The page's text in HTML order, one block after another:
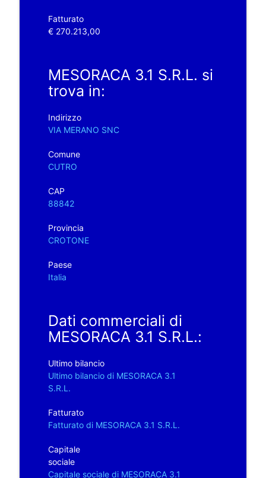
Fatturato
€ 270.213,00
MESORACA 3.1 S.R.L. si
trova in:
Indirizzo
VIA MERANO SNC
Comune
CUTRO
CAP
88842
Provincia
CROTONE
Paese
Italia
Dati commerciali di
MESORACA 3.1 S.R.L.:
Ultimo bilancio
Ultimo bilancio di MESORACA 3.1
S.R.L.
Fatturato
Fatturato di MESORACA 3.1 S.R.L.
Capitale
sociale
Capitale sociale di MESORACA 3.1